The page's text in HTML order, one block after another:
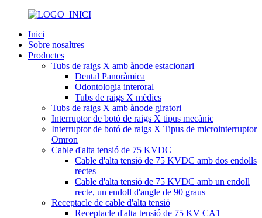
Inici
Sobre nosaltres
Productes
Tubs de raigs X amb ànode estacionari
Dental Panoràmica
Odontologia interoral
Tubs de raigs X mèdics
Tubs de raigs X amb ànode giratori
Interruptor de botó de raigs X tipus mecànic
Interruptor de botó de raigs X Tipus de microinterruptor
Omron
Cable d'alta tensió de 75 KVDC
Cable d'alta tensió de 75 KVDC amb dos endolls
rectes
Cable d'alta tensió de 75 KVDC amb un endoll
recte, un endoll d'angle de 90 graus
Receptacle de cable d'alta tensió
Receptacle d'alta tensió de 75 KV CA1